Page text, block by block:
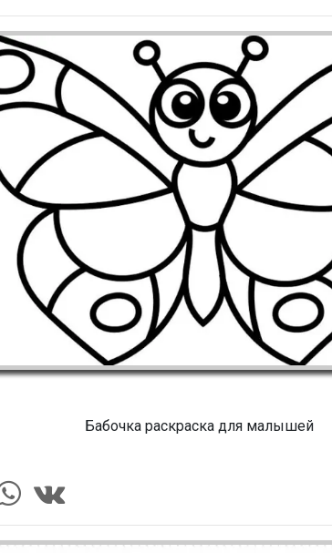
Бабочка раскраска для малышей